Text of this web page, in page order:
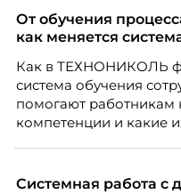
От обучения
как меняется
Как в ТЕХНОНИКОЛЬ
система обучения
помогают
компетенции и какие
закупкам
Системная работа с